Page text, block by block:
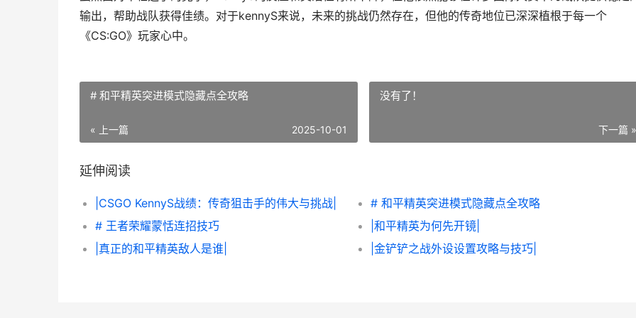
输出，帮助战队获得佳绩。对于kennyS来说，未来的挑战仍然存在，但他的传奇地位已深深植根于每一个
《CS:GO》玩家心中。
# 和平精英突进模式隐藏点全攻略
« 上一篇 2025-10-01
没有了！
下一篇 »
延伸阅读
|CSGO KennyS战绩：传奇狙击手的伟大与挑战|
# 和平精英突进模式隐藏点全攻略
# 王者荣耀蒙恬连招技巧
|和平精英为何先开镜|
|真正的和平精英敌人是谁|
|金铲铲之战外设设置攻略与技巧|